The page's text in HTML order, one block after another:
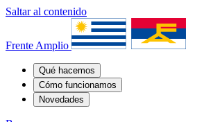
Saltar al contenido
Frente Amplio
Qué hacemos
Cómo funcionamos
Novedades